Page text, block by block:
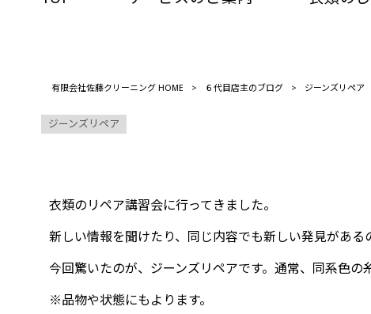
有限会社佐藤クリーニング HOME > ６代目店主のブログ > ジーンズリペア
ジーンズリペア
衣類のリペア講習会に行ってきました。
新しい情報を聞けたり、同じ内容でも新しい発見がある
今回驚いたのが、ジーンズリペアです。通常、同系色
※品物や状態にもよります。